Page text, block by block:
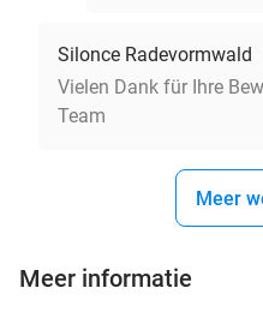
Silonce Radevormwald
Vielen Dank für Ihre
Team
Meer
Meer informatie